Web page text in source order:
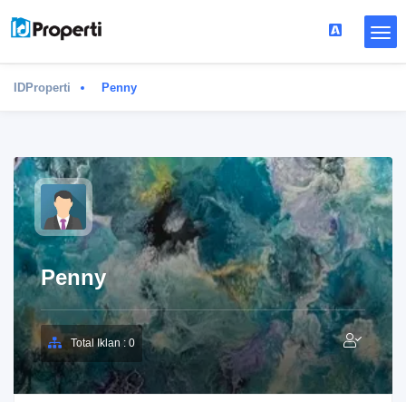
IDProperti Penny
Penny
Total Iklan : 0